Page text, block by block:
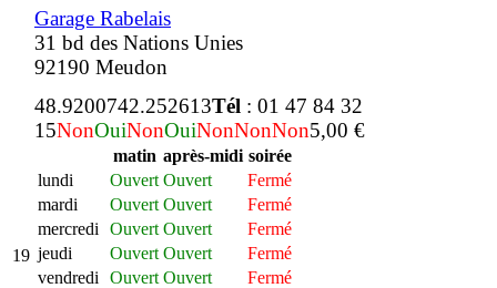
Garage Rabelais
31 bd des Nations Unies
92190 Meudon
19
48.9200742.252613Tél : 01 47 84 32
15NonOuiNonOuiNonNonNon5,00 €
matin après-midi soirée
lundi
Ouvert Ouvert
Fermé
mardi
Ouvert Ouvert
Fermé
mercredi
Ouvert Ouvert
Fermé
jeudi
Ouvert Ouvert
Fermé
vendredi
Ouvert Ouvert
Fermé